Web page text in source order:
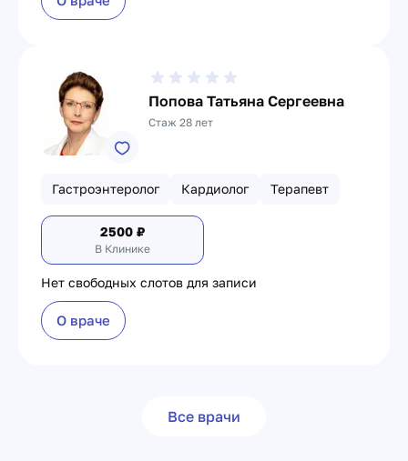
Попова Татьяна Сергеевна
Стаж 28 лет
Гастроэнтеролог Кардиолог Терапевт
2500 ₽
В Клинике
Нет свободных слотов для записи
О враче
Все врачи